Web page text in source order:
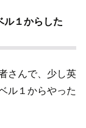
ル１からした
さんで、少し英
ル１からやった